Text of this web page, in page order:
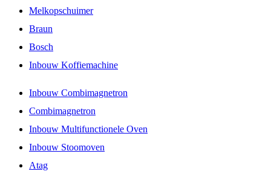
Melkopschuimer
Braun
Bosch
Inbouw Koffiemachine
Inbouw Combimagnetron
Combimagnetron
Inbouw Multifunctionele Oven
Inbouw Stoomoven
Atag